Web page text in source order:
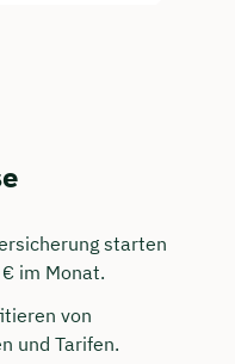
starten
im Monat.
von
und Tarifen.